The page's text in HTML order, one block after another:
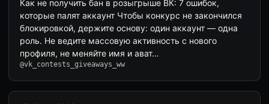
Как не получить бан в розыгрыше ВК: 7 ошибок,
которые палят аккаунт Чтобы конкурс не закончился
блокировкой, держите основу: один аккаунт — одна
роль. Не ведите массовую активность с нового
профиля, не меняйте имя и ават…
@vk_contests_giveaways_ww